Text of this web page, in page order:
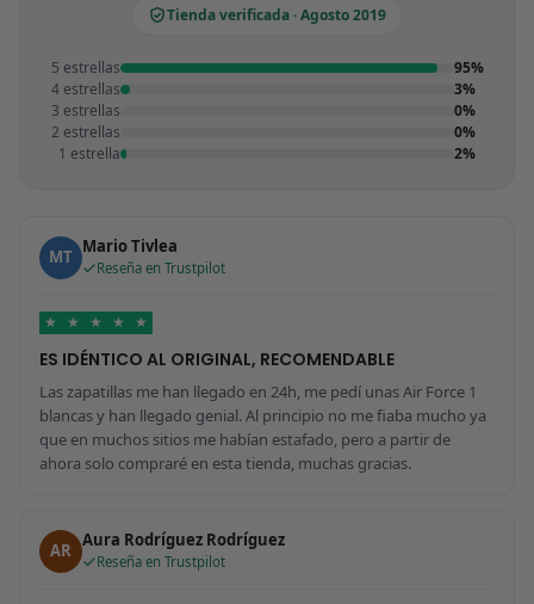
Tienda verificada · Agosto 2019
5 estrellas
95%
4 estrellas
3%
3 estrellas
0%
2 estrellas
0%
1 estrella
2%
MT Mario Tivlea
Reseña en Trustpilot
★ ★ ★ ★ ★
ES IDÉNTICO AL ORIGINAL, RECOMENDABLE
Las zapatillas me han llegado en 24h, me pedí unas Air Force 1
blancas y han llegado genial. Al principio no me fiaba mucho ya
que en muchos sitios me habían estafado, pero a partir de
ahora solo compraré en esta tienda, muchas gracias.
AR Aura Rodríguez Rodríguez
Reseña en Trustpilot